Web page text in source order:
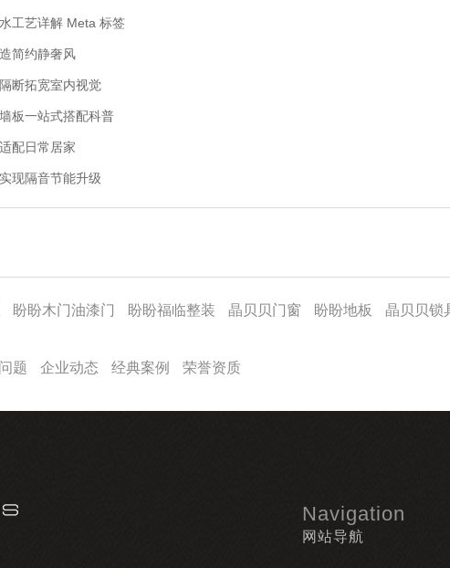
工艺详解 Meta 标签
简约静奢风
断拓宽室内视觉
板一站式搭配科普
配日常居家
现隔音节能升级
盼盼木门油漆门 盼盼福临整装 晶贝贝门窗 盼盼地板 晶贝贝锁
题 企业动态 经典案例 荣誉资质
Navigation
网站导航